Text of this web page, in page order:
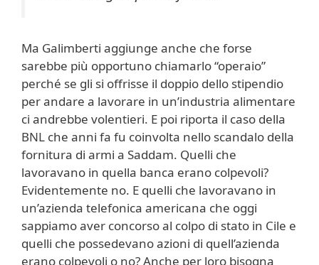
Ma Galimberti aggiunge anche che forse
sarebbe più opportuno chiamarlo “operaio”
perché se gli si offrisse il doppio dello stipendio
per andare a lavorare in un’industria alimentare
ci andrebbe volentieri. E poi riporta il caso della
BNL che anni fa fu coinvolta nello scandalo della
fornitura di armi a Saddam. Quelli che
lavoravano in quella banca erano colpevoli?
Evidentemente no. E quelli che lavoravano in
un’azienda telefonica americana che oggi
sappiamo aver concorso al colpo di stato in Cile e
quelli che possedevano azioni di quell’azienda
erano colpevoli o no? Anche per loro bisogna